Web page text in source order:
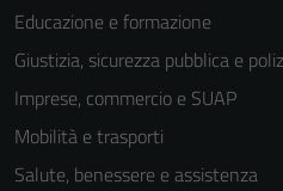
Educazione e formazione
Giustizia, sicurezza pubblica e
Imprese, commercio e SUAP
Mobilità e trasporti
Salute, benessere e assistenza